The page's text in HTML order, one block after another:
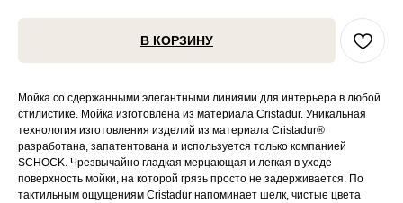
В КОРЗИНУ
Мойка со сдержанными элегантными линиями для интерьера в любой
стилистике. Мойка изготовлена из материала Cristadur. Уникальная
технология изготовления изделий из материала Cristadur®
разработана, запатентована и используется только компанией
SCHOCK. Чрезвычайно гладкая мерцающая и легкая в уходе
поверхность мойки, на которой грязь просто не задерживается. По
тактильным ощущениям Cristadur напоминает шелк, чистые цвета